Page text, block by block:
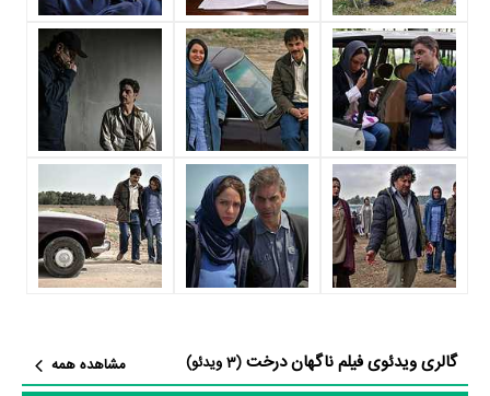
مدیریت آنها کار بسیار دشواری بوده است؛ باید بررسی کرد آیاصفی یزدانیان
به‌عنوان کارگردان و به‌عنوان بازیگردان و همچنین تیم بازیگری ناگهان درخت
توانسته‌اند در این زمینه موفق باشند و بازی‌های درخشانی را نمایش دهند؟
از دیگر بازیگران فیلم ناگهان درخت می‌توان بهشهروز آقایی پور،ایران نبی‌زاده
سانیا رمضانی،ترنم کاظمی آرمیتا باقری،سمیه الیاسیدر نقش پزشک،پیمان
معادیومهناز افشار اشاره کرد.
داستان فیلم ناگهان درخت
از محتوا و داستان فیلم ناگهان درخت چقدر اطلاع دارید؟ فیلم‌نامه ناگهان
در خلاصه داستانی که یا از سوی تیم رسانه‌ای اثر و یا توسط دیگر رسانه‌ها درباره
گالری ویدئوی فیلم ناگهان درخت(3 ویدئو)
مشاهده همه